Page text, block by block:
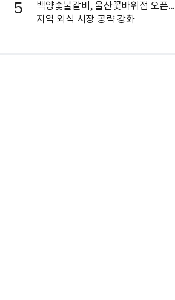
5
백양숯불갈비, 울산꽃바위점 오픈...
지역 외식 시장 공략 강화